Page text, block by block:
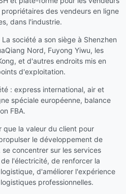
des vendeurs en ligne
dans l'industrie.
société a son siège à Shenzhen
Nord, Fuyong Yiwu, les
et d'autres endroits mis en
d'exploitation.
: express international, air et
spéciale européenne, balance
FBA.
que la valeur du client pour
le développement de
concentrer sur les services
l'électricité, de renforcer la
d'améliorer l'expérience
professionnelles.